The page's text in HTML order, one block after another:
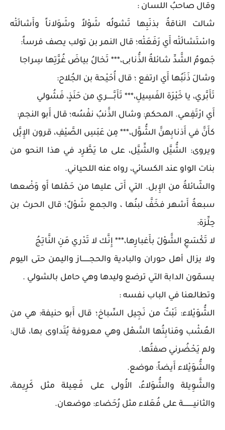
وقال صاحبُ اللسان :
شالت الناقةُ بذنَبِها تَشولُه شَوْلاً وشَوَلاناً وأَشالَتْه
واسْتَشالَتْه أَي رَفَعَتْه؛ قال النمر بن تولب يصف فرساً:
جَمومُ الشَّدِّ شائلةُ الذُّنابى،*** تَخالُ بياضَ غُرَّتِها سِراجا
وشالَ ذَنَبُها أَي ارتفع ؛ قال أُحَيْحة بن الجُلاح:
تَأَبَّري، يا خَيْرَة الفَسِيلِ،*** تَأَبَّــــــري من حَنَذٍ، فَشُولي
أَي ارْتَفِعي. المحكم: وشال الذَّنبُ نفْسُه؛ قال أَبو النجم:
كأَنَّ في أَذنابِهنَّ الشُّوَّل،*** مِن عَبَسِ الصَّيْفِ، قرون الإِيَّل
ويروى: الشُّيَّل والشِّيَّل، على ما يَطَّرِد في هذا النحو من
بنات الواو عند الكسائي، رواه عنه اللحياني.
والشّائلةُ من الإِبل. التي أَتى عليها من حَمْلها أَو وَضْعها
سبعةُ أَشهر فخَفَّ لبنُها ، والجمع شَوْلٌ؛ قال الحرث بن
حِلِّزة:
لا تَكْسَعِ الشَّوْلَ بأَغبارِها،*** إِنَّك لا تَدْري مَنِ النَّاتِجُ
ولا يزال أهل حوران والبادية والحجـــــــاز واليمن حتى اليوم
يسمّون الدابة التي ترضع وليدها وهي حامل بالشولي .
وتطالعنا في الباب نفسه :
الشُّوَيْلاء: نَبْتٌ من نَجِيل السِّباخ؛ قال أَبو حنيفة: هي من
العُشْب ومَنابِتُها السَّهْل وهي معروفة يُتَداوى بها، قال:
ولم يَحْضُرني صفتُها.
والشُّوَيْلاء أَيضاً: موضع.
والشَّوِيلة والشُّوَلاءُ، الأُولى على فَعِيلة مثل كَرِيمة،
والثانيــــــــــة على فُعَلاء مثل رُحَضاء: موضعان.